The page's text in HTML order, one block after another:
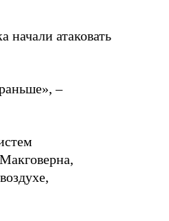
атаковать
–